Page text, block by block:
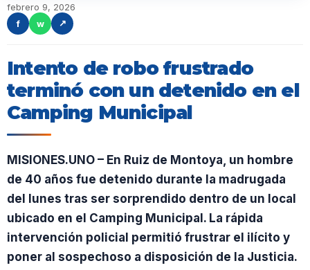
febrero 9, 2026
f
w ↗
Intento de robo frustrado
terminó con un detenido en el
Camping Municipal
MISIONES.UNO – En Ruiz de Montoya, un hombre
de 40 años fue detenido durante la madrugada
del lunes tras ser sorprendido dentro de un local
ubicado en el Camping Municipal. La rápida
intervención policial permitió frustrar el ilícito y
poner al sospechoso a disposición de la Justicia.